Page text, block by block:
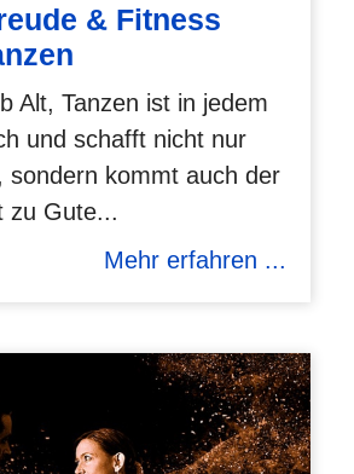
& Fitness
Alt, Tanzen ist in jedem
und schafft nicht nur
sondern kommt auch der
zu Gute...
Mehr erfahren ...